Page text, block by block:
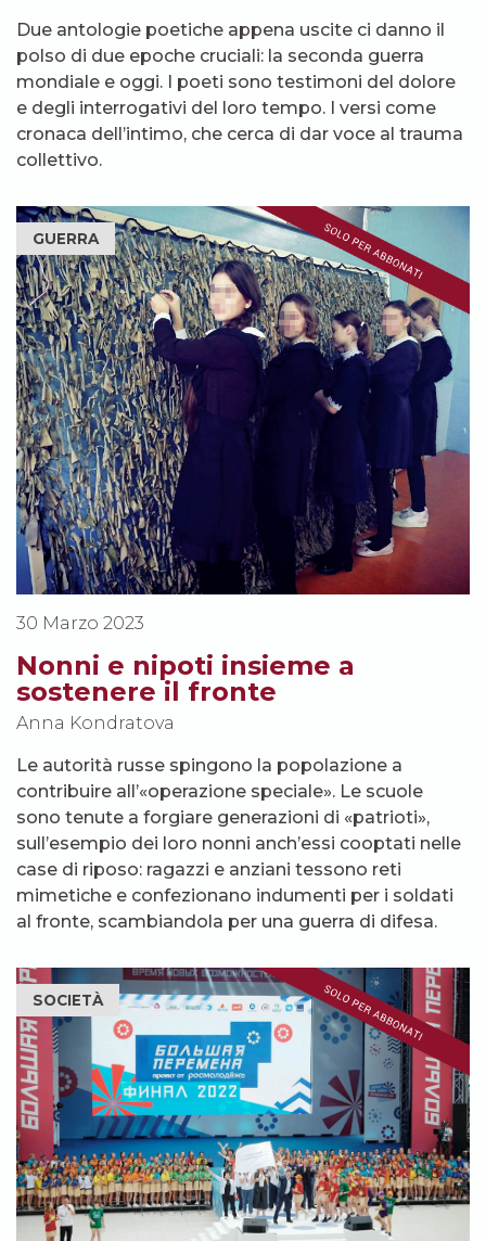
Due antologie poetiche appena uscite ci danno il
polso di due epoche cruciali: la seconda guerra
mondiale e oggi. I poeti sono testimoni del dolore
e degli interrogativi del loro tempo. I versi come
cronaca dell’intimo, che cerca di dar voce al trauma
collettivo.
GUERRA
30 Marzo 2023
Nonni e nipoti insieme a
sostenere il fronte
Anna Kondratova
Le autorità russe spingono la popolazione a
contribuire all’«operazione speciale». Le scuole
sono tenute a forgiare generazioni di «patrioti»,
sull’esempio dei loro nonni anch’essi cooptati nelle
case di riposo: ragazzi e anziani tessono reti
mimetiche e confezionano indumenti per i soldati
al fronte, scambiandola per una guerra di difesa.
SOCIETÀ